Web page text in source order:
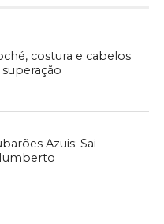
costura e cabelos
Azuis: Sai